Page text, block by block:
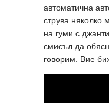
автоматична
струва няколко
на гуми с
смисъл да
говорим. Вие